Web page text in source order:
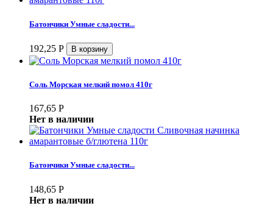
Батончики Умные сладости...
192,25 Р
Соль Морская мелкий помол 410г
167,65 Р
Нет в наличии
Батончики Умные сладости...
148,65 Р
Нет в наличии